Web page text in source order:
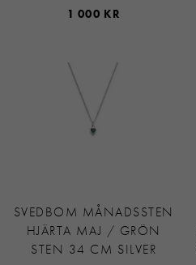
1 000 KR
SVEDBOM MÅNADSSTEN
HJÄRTA MAJ / GRÖN
STEN 34 CM SILVER